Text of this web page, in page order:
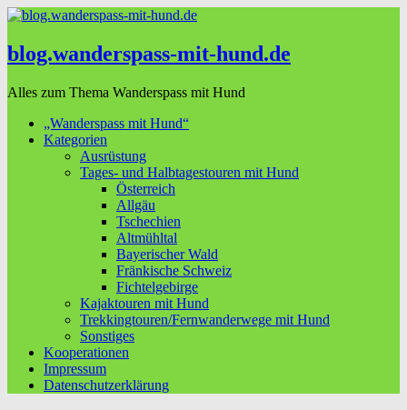
blog.wanderspass-mit-hund.de
Alles zum Thema Wanderspass mit Hund
„Wanderspass mit Hund“
Kategorien
Ausrüstung
Tages- und Halbtagestouren mit Hund
Österreich
Allgäu
Tschechien
Altmühltal
Bayerischer Wald
Fränkische Schweiz
Fichtelgebirge
Kajaktouren mit Hund
Trekkingtouren/Fernwanderwege mit Hund
Sonstiges
Kooperationen
Impressum
Datenschutzerklärung